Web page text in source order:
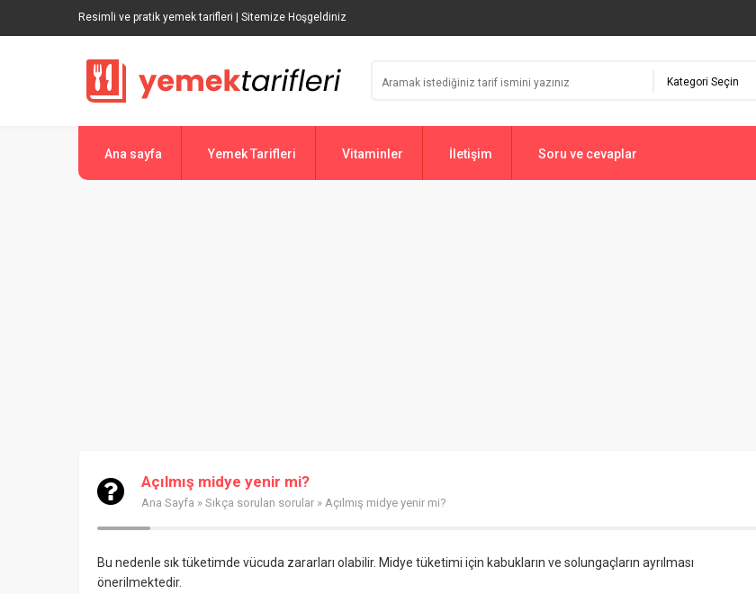
Resimli ve pratik yemek tarifleri | Sitemize Hoşgeldiniz
Ana sayfa Yemek Tarifleri Vitaminler İletişim Soru ve cevaplar
Açılmış midye yenir mi?
Ana Sayfa » Sıkça sorulan sorular » Açılmış midye yenir mi?
Bu nedenle sık tüketimde vücuda zararları olabilir. Midye tüketimi için kabukların ve solungaçların ayrılması
önerilmektedir.